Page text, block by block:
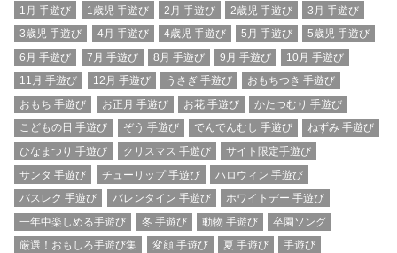
1月 手遊び 1歳児 手遊び 2月 手遊び 2歳児 手遊び
3月 手遊び
3歳児 手遊び
4月 手遊び 4歳児 手遊び 5月 手遊び
5歳児 手遊び
6月 手遊び
7月 手遊び 8月 手遊び 9月 手遊び
10月 手遊び
11月 手遊び
12月 手遊び うさぎ 手遊び
おもちつき 手遊び
おもち 手遊び
お正月 手遊び お花 手遊び
かたつむり 手遊び
こどもの日 手遊び
ぞう 手遊び でんでんむし 手遊び
ねずみ 手遊び
ひなまつり 手遊び
クリスマス 手遊び
サイト限定手遊び
サンタ 手遊び
チューリップ 手遊び
ハロウィン 手遊び
バスレク 手遊び
バレンタイン 手遊び
ホワイトデー 手遊び
一年中楽しめる手遊び
冬 手遊び 動物 手遊び
卒園ソング
厳選！おもしろ手遊び集
変顔 手遊び 夏 手遊び
手遊び